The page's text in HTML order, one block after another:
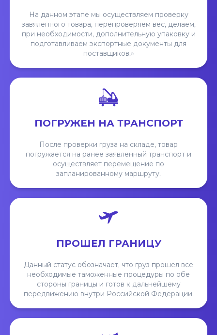
На данном этапе мы осуществляем проверку
завяленного товара, перепроверяем вес, делаем,
при необходимости, дополнительную упаковку и
подготавливаем экспортные документы для
поставщиков.»
ПОГРУЖЕН НА ТРАНСПОРТ
После проверки груза на складе, товар
погружается на ранее заявленный транспорт и
осуществляет перемещение по
запланированному маршруту.
ПРОШЕЛ ГРАНИЦУ
Данный статус обозначает, что груз прошел все
необходимые таможенные процедуры по обе
стороны границы и готов к дальнейшему
передвижению внутри Российской Федерации.